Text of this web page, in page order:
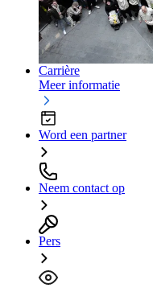
Carrière
Meer informatie
Word een partner
Neem contact op
Pers